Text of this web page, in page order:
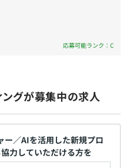
ュニケーションスキルな
能力も、しっかり評価され
応募可能ランク：C
グが募集中の求人
ー／AIを活用した新規プロ
力していただける方を